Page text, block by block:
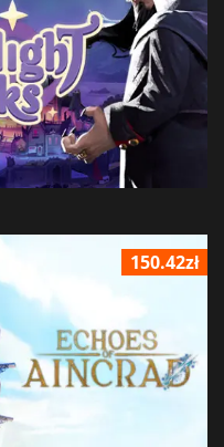
150.42zł